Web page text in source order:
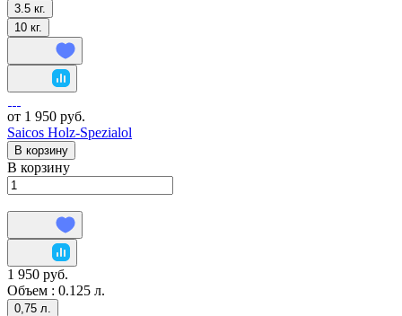
3.5 кг.
10 кг.
от 1 950 руб.
Saicos Holz-Spezialol
В корзину
В корзину
1 950 руб.
Объем : 0.125 л.
0,75 л.